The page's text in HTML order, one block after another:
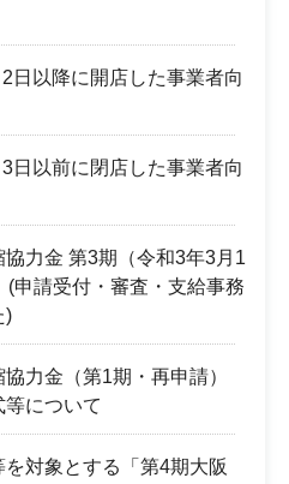
日以降に開店した事業者向
日以前に閉店した事業者向
力金 第3期（令和3年3月1
(申請受付・審査・支給事務
)
力金（第1期・再申請）
について
対象とする「第4期大阪